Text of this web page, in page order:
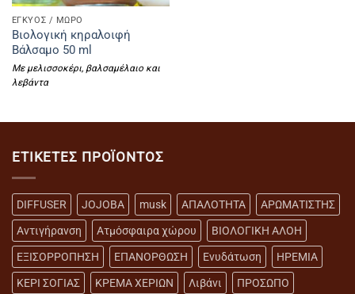
ΕΓΚΥΟΣ / ΜΩΡΟ
Βιολογική κηραλοιφή
Βάλσαμο 50 ml
Με μελισσοκέρι, βαλσαμέλαιο και
λεβάντα
ΕΤΙΚΈΤΕΣ ΠΡΟΪΌΝΤΟΣ
DIFFUSER JOJOBA musk ΑΠΑΛΟΤΗΤΑ ΑΡΩΜΑΤΙΣΤΗΣ
Αντιγήρανση Ατμόσφαιρα χώρου ΒΙΟΛΟΓΙΚΗ ΑΛΟΗ
ΕΞΙΣΟΡΡΟΠΗΣΗ ΕΠΑΝΟΡΘΩΣΗ Ενυδάτωση ΗΡΕΜΙΑ
ΚΕΡΙ ΣΟΓΙΑΣ ΚΡΕΜΑ ΧΕΡΙΩΝ Λιβάνι ΠΡΟΣΩΠΟ